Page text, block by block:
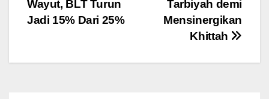
o
k
Tarbiyah demi
Mensinergikan
Khittah
Wayut, BLT Turun
Jadi 15% Dari 25%